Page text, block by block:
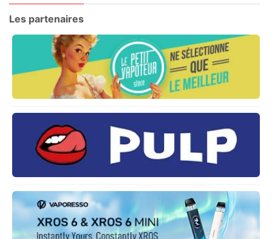
Les partenaires